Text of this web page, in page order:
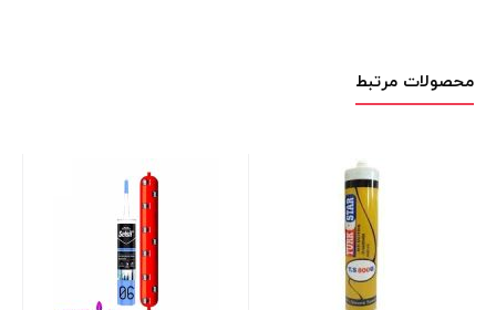
محصولات مرتبط